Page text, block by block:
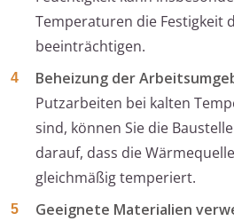
Temperaturen die Festigkeit
beeinträchtigen.
Beheizung der
Putzarbeiten bei kalten
sind, können Sie die
darauf, dass die
gleichmäßig temperiert.
Geeignete Materialien